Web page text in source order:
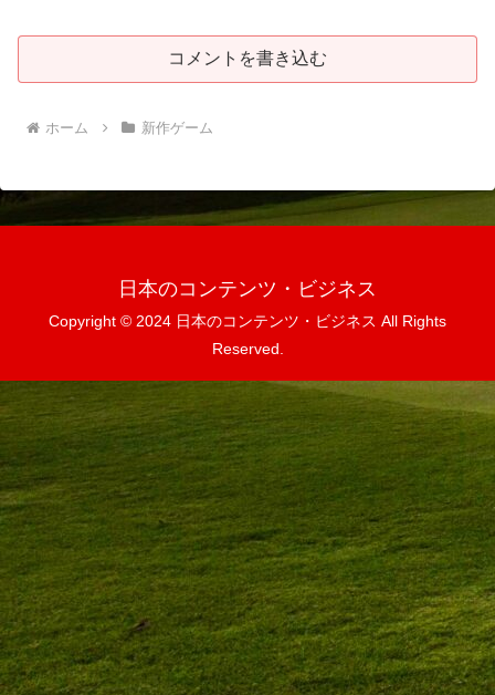
コメントを書き込む
ホーム 新作ゲーム
日本のコンテンツ・ビジネス
Copyright © 2024 日本のコンテンツ・ビジネス All Rights
Reserved.